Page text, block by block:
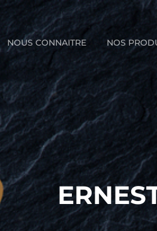
NOUS CONNAITRE NOS